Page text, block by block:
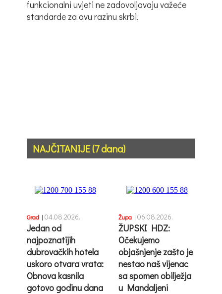
funkcionalni uvjeti ne zadovoljavaju važeće
standarde za ovu razinu skrbi.
NAJČITANIJE (7 dana)
Grad | 04.08.2026.
Jedan od
najpoznatijih
dubrovačkih hotela
uskoro otvara vrata:
Obnova kasnila
gotovo godinu dana
Župa | 06.08.2026.
ŽUPSKI HDZ:
Očekujemo
objašnjenje zašto je
nestao naš vijenac
sa spomen obilježja
u Mandaljeni